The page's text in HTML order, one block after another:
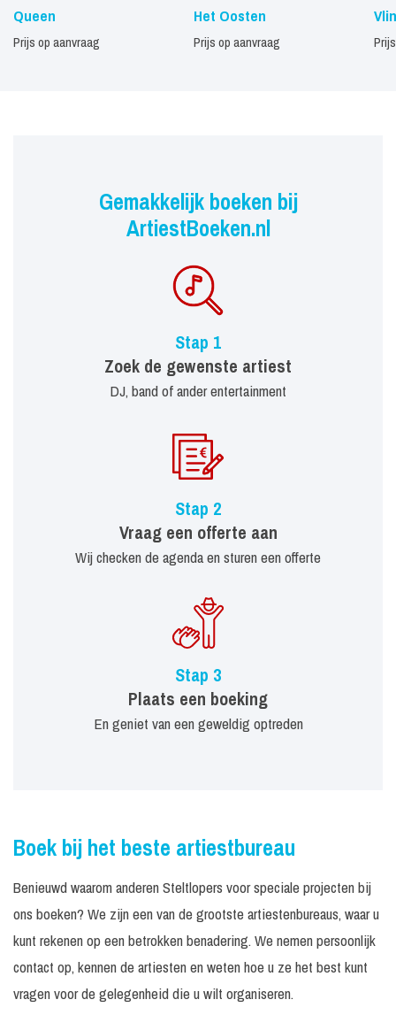
Queen
Prijs op aanvraag
Het Oosten
Prijs op aanvraag
Gemakkelijk boeken bij
ArtiestBoeken.nl
Stap 1
Zoek de gewenste artiest
DJ, band of ander entertainment
Stap 2
Vraag een offerte aan
Wij checken de agenda en sturen een offerte
Stap 3
Plaats een boeking
En geniet van een geweldig optreden
Boek bij het beste artiestbureau
Benieuwd waarom anderen Steltlopers voor speciale projecten bij
ons boeken? We zijn een van de grootste artiestenbureaus, waar u
kunt rekenen op een betrokken benadering. We nemen persoonlijk
contact op, kennen de artiesten en weten hoe u ze het best kunt
vragen voor de gelegenheid die u wilt organiseren.